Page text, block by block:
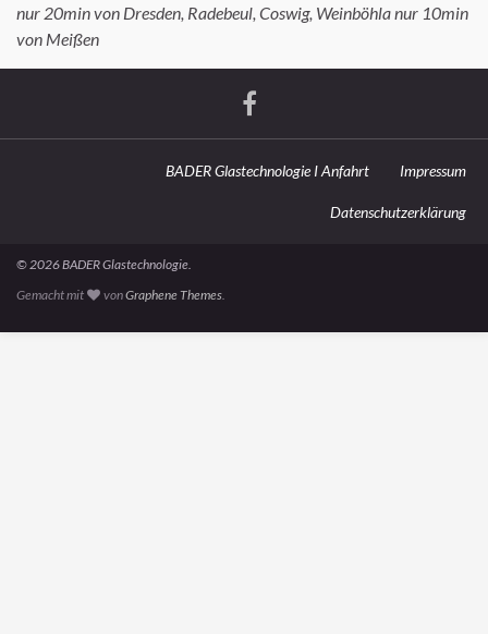
nur 20min von Dresden, Radebeul, Coswig, Weinböhla nur 10min
von Meißen
BADER Glastechnologie I Anfahrt Impressum
Datenschutzerklärung
© 2026 BADER Glastechnologie.
Gemacht mit
vonGraphene Themes